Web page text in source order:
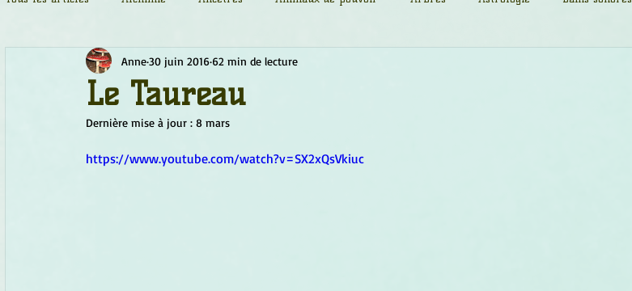
Chamanisme Champignons Conscience
Fleurs de Bach Géométrie sacrée
Le Taureau
Anne30 juin 2016 62 min de lecture
Dernière mise à jour : 8 mars
https://www.youtube.com/watch?v=SX2xQsVkiuc